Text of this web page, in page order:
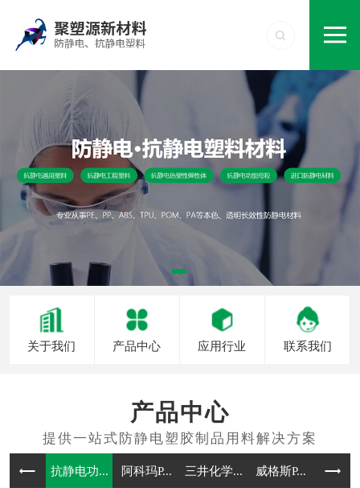
关于我们 产品中心 应用行业 联系我们
产品中心
抗静电功... 阿科玛P... 三井化学... 威格斯P... 抗静电